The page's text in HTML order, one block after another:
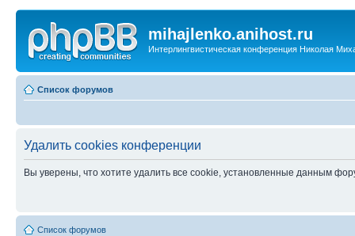
mihajlenko.anihost.ru
Интерлингвистическая конференция Николая
Список форумов
Удалить cookies конференции
Вы уверены, что хотите удалить все cookie, установленные данным
Список форумов